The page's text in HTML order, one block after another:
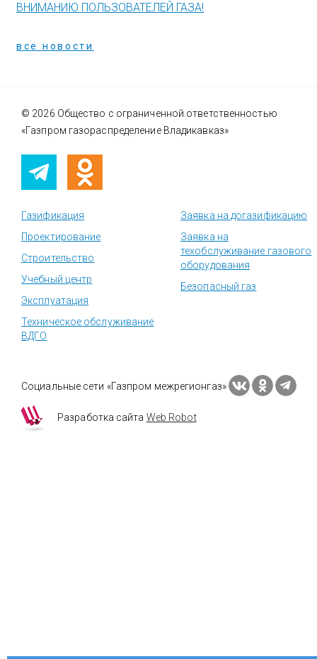
ВНИМАНИЮ ПОЛЬЗОВАТЕЛЕЙ ГАЗА!
все новости
© 2026 Общество с ограниченной ответственностью
«Газпром газораспределение Владикавказ»
Газификация
Проектирование
Строительство
Учебный центр
Эксплуатация
Техническое обслуживание
ВДГО
Заявка на догазификацию
Заявка на
техобслуживание газового
оборудования
Безопасный газ
Социальные сети «Газпром межрегионгаз»
Разработка сайта Web Robot